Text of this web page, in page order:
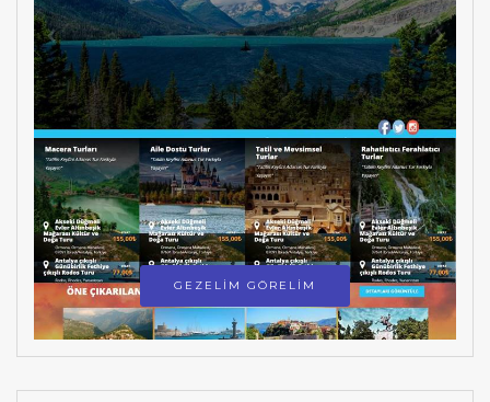
GEZELİM GÖRELİM